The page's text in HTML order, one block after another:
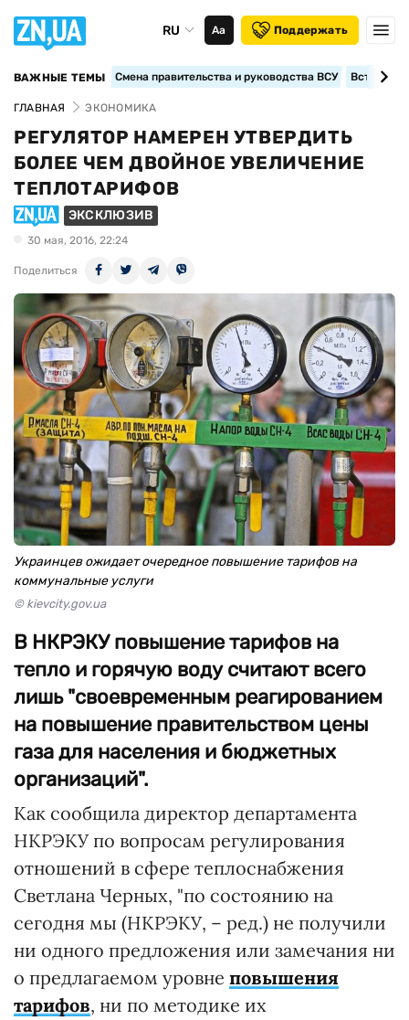
RU Аа Поддержать
ВАЖНЫЕ ТЕМЫ Смена правительства и руководства ВСУ
ГЛАВНАЯ ЭКОНОМИКА
РЕГУЛЯТОР НАМЕРЕН УТВЕРДИТЬ
БОЛЕЕ ЧЕМ ДВОЙНОЕ УВЕЛИЧЕНИЕ
ТЕПЛОТАРИФОВ
ЭКСКЛЮЗИВ
30 мая, 2016, 22:24
Поделиться
Украинцев ожидает очередное повышение тарифов на
коммунальные услуги
© kievcity.gov.ua
В НКРЭКУ повышение тарифов на
тепло и горячую воду считают всего
лишь "своевременным реагированием
на повышение правительством цены
газа для населения и бюджетных
организаций".
Как сообщила директор департамента
НКРЭКУ по вопросам регулирования
отношений в сфере теплоснабжения
Светлана Черных, "по состоянию на
сегодня мы (НКРЭКУ, – ред.) не получили
ни одного предложения или замечания ни
о предлагаемом уровне повышения
тарифов, ни по методике их